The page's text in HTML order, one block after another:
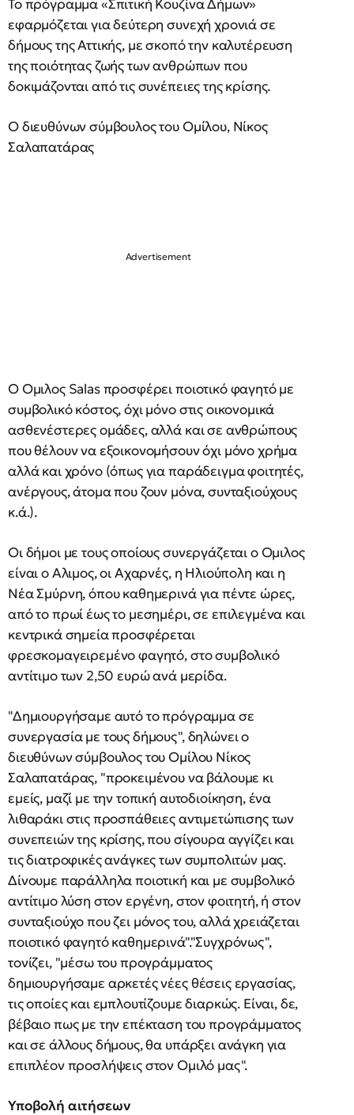
Το πρόγραμμα «Σπιτική Κουζίνα Δήμων»
εφαρμόζεται για δεύτερη συνεχή χρονιά σε
δήμους της Αττικής, με σκοπό την καλυτέρευση
της ποιότητας ζωής των ανθρώπων που
δοκιμάζονται από τις συνέπειες της κρίσης.
Ο διευθύνων σύμβουλος του Ομίλου, Νίκος
Σαλαπατάρας
Ο Ομιλος Salas προσφέρει ποιοτικό φαγητό με
συμβολικό κόστος, όχι μόνο στις οικονομικά
ασθενέστερες ομάδες, αλλά και σε ανθρώπους
που θέλουν να εξοικονομήσουν όχι μόνο χρήμα
αλλά και χρόνο (όπως για παράδειγμα φοιτητές,
ανέργους, άτομα που ζουν μόνα, συνταξιούχους
κ.ά.).
Οι δήμοι με τους οποίους συνεργάζεται ο Ομιλος
είναι ο Αλιμος, οι Αχαρνές, η Ηλιούπολη και η
Νέα Σμύρνη, όπου καθημερινά για πέντε ώρες,
από το πρωί έως το μεσημέρι, σε επιλεγμένα και
κεντρικά σημεία προσφέρεται
φρεσκομαγειρεμένο φαγητό, στο συμβολικό
αντίτιμο των 2,50 ευρώ ανά μερίδα.
"Δημιουργήσαμε αυτό το πρόγραμμα σε
συνεργασία με τους δήμους", δηλώνει ο
διευθύνων σύμβουλος του Ομίλου Νίκος
Σαλαπατάρας, "προκειμένου να βάλουμε κι
εμείς, μαζί με την τοπική αυτοδιοίκηση, ένα
λιθαράκι στις προσπάθειες αντιμετώπισης των
συνεπειών της κρίσης, που σίγουρα αγγίζει και
τις διατροφικές ανάγκες των συμπολιτών μας.
Δίνουμε παράλληλα ποιοτική και με συμβολικό
αντίτιμο λύση στον εργένη, στον φοιτητή, ή στον
συνταξιούχο που ζει μόνος του, αλλά χρειάζεται
ποιοτικό φαγητό καθημερινά"."Συγχρόνως",
τονίζει, "μέσω του προγράμματος
δημιουργήσαμε αρκετές νέες θέσεις εργασίας,
τις οποίες και εμπλουτίζουμε διαρκώς. Είναι, δε,
βέβαιο πως με την επέκταση του προγράμματος
και σε άλλους δήμους, θα υπάρξει ανάγκη για
επιπλέον προσλήψεις στον Ομιλό μας".
Υποβολή αιτήσεων